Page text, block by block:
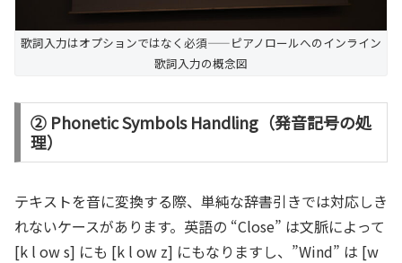
歌詞入力はオプションではなく必須——ピアノロールへのインライン
歌詞入力の概念図
② Phonetic Symbols Handling（発音記号の処
理）
テキストを音に変換する際、単純な辞書引きでは対応しき
れないケースがあります。英語の “Close” は文脈によって
[k l ow s] にも [k l ow z] にもなりますし、”Wind” は [w